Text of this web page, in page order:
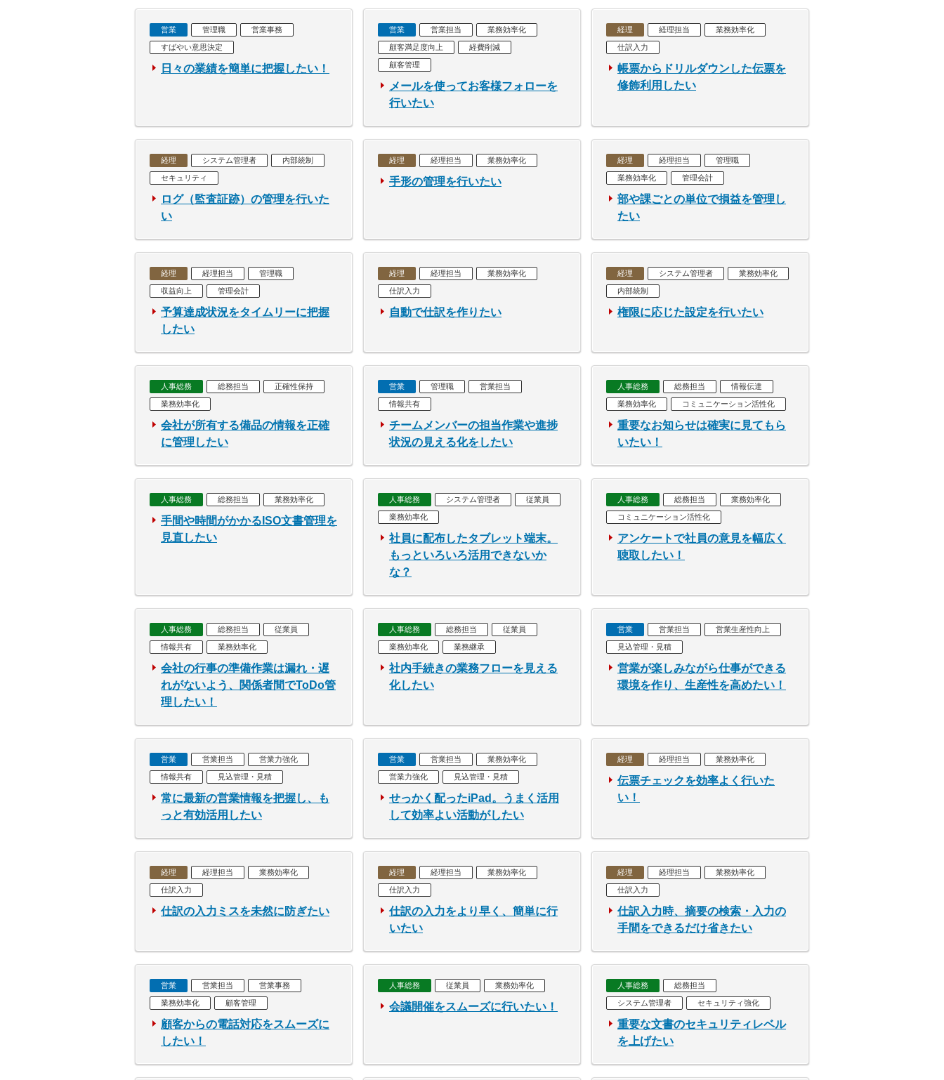
営業 管理職 営業事務
すばやい意思決定
日々の業績を簡単に把握したい！
営業 営業担当 業務効率化
顧客満足度向上 経費削減
顧客管理
メールを使ってお客様フォローを
行いたい
経理 経理担当 業務効率化
仕訳入力
帳票からドリルダウンした伝票を
修飾利用したい
経理 システム管理者 内部統制
セキュリティ
ログ（監査証跡）の管理を行いた
い
経理 経理担当 業務効率化
手形の管理を行いたい
経理 経理担当 管理職
業務効率化 管理会計
部や課ごとの単位で損益を管理し
たい
経理 経理担当 管理職
収益向上 管理会計
予算達成状況をタイムリーに把握
したい
経理 経理担当 業務効率化
仕訳入力
自動で仕訳を作りたい
経理 システム管理者 業務効率化
内部統制
権限に応じた設定を行いたい
人事総務 総務担当 正確性保持
業務効率化
会社が所有する備品の情報を正確
に管理したい
営業 管理職 営業担当
情報共有
チームメンバーの担当作業や進捗
状況の見える化をしたい
人事総務 総務担当 情報伝達
業務効率化 コミュニケーション活性化
重要なお知らせは確実に見てもら
いたい！
人事総務 総務担当 業務効率化
手間や時間がかかるISO文書管理を
見直したい
人事総務 システム管理者 従業員
業務効率化
社員に配布したタブレット端末。
もっといろいろ活用できないか
な？
人事総務 総務担当 業務効率化
コミュニケーション活性化
アンケートで社員の意見を幅広く
聴取したい！
人事総務 総務担当 従業員
情報共有 業務効率化
会社の行事の準備作業は漏れ・遅
れがないよう、関係者間でToDo管
理したい！
人事総務 総務担当 従業員
業務効率化 業務継承
社内手続きの業務フローを見える
化したい
営業 営業担当 営業生産性向上
見込管理・見積
営業が楽しみながら仕事ができる
環境を作り、生産性を高めたい！
営業 営業担当 営業力強化
情報共有 見込管理・見積
常に最新の営業情報を把握し、も
っと有効活用したい
営業 営業担当 業務効率化
営業力強化 見込管理・見積
せっかく配ったiPad。うまく活用
して効率よい活動がしたい
経理 経理担当 業務効率化
伝票チェックを効率よく行いた
い！
経理 経理担当 業務効率化
仕訳入力
仕訳の入力ミスを未然に防ぎたい
経理 経理担当 業務効率化
仕訳入力
仕訳の入力をより早く、簡単に行
いたい
経理 経理担当 業務効率化
仕訳入力
仕訳入力時、摘要の検索・入力の
手間をできるだけ省きたい
営業 営業担当 営業事務
業務効率化 顧客管理
顧客からの電話対応をスムーズに
したい！
人事総務 従業員 業務効率化
会議開催をスムーズに行いたい！
人事総務 総務担当
システム管理者 セキュリティ強化
重要な文書のセキュリティレベル
を上げたい